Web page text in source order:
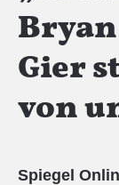
Gier
von
Spiegel